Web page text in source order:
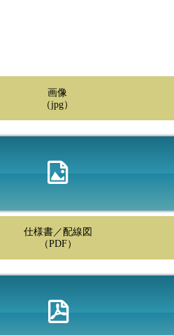
画像
（jpg）
仕様書／配線図
（PDF）